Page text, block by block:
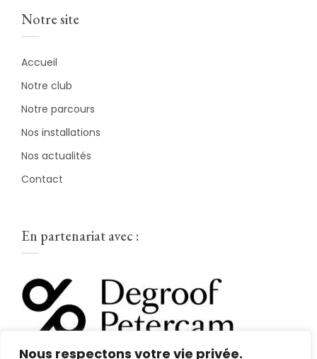
Nous respectons votre vie privée.
Notre site
Accueil
Notre club
Notre parcours
Nos installations
Nos actualités
Contact
En partenariat avec :